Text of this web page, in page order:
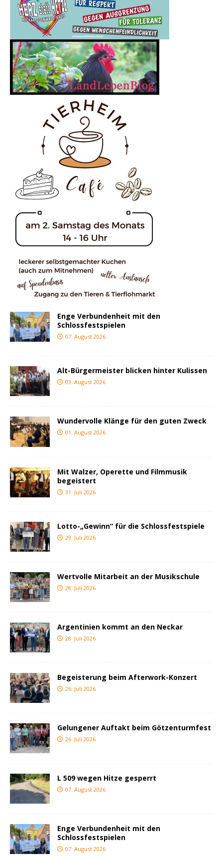
Enge Verbundenheit mit den
Schlossfestspielen
07. August 2026
Alt-Bürgermeister blicken hinter Kulissen
03. August 2026
Wundervolle Klänge für den guten Zweck
01. August 2026
Mit Walzer, Operette und Filmmusik
begeistert
31. Juli 2026
Lotto-„Gewinn“ für die Schlossfestspiele
29. Juli 2026
Wertvolle Mitarbeit an der Musikschule
28. Juli 2026
Argentinien kommt an den Neckar
28. Juli 2026
Begeisterung beim Afterwork-Konzert
26. Juli 2026
Gelungener Auftakt beim Götzenturmfest
26. Juli 2026
L 509 wegen Hitze gesperrt
07. August 2026
Enge Verbundenheit mit den
Schlossfestspielen
07. August 2026